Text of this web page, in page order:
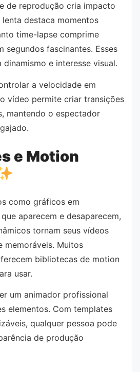
de reprodução cria impacto
destaca momentos
time-lapse comprime
segundos fascinantes. Esses
dinamismo e interesse visual.
a velocidade em
vídeo permite criar transições
mantendo o espectador
e Motion
como gráficos em
aparecem e desaparecem,
tornam seus vídeos
memoráveis. Muitos
bibliotecas de motion
usar.
um animador profissional
elementos. Com templates
qualquer pessoa pode
de produção